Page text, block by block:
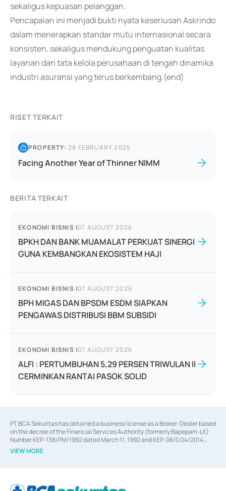
sekaligus kepuasan pelanggan.
Pencapaian ini menjadi bukti nyata keseriusan Askrindo
dalam menerapkan standar mutu internasional secara
konsisten, sekaligus mendukung penguatan kualitas
layanan dan tata kelola perusahaan di tengah dinamika
industri asuransi yang terus berkembang.(end)
RISET TERKAIT
PROPERTY|28 FEBRUARY 2025
Facing Another Year of Thinner NIMM
BERITA TERKAIT
EKONOMI BISNIS |07 AUGUST 2026
BPKH DAN BANK MUAMALAT PERKUAT SINERGI
GUNA KEMBANGKAN EKOSISTEM HAJI
EKONOMI BISNIS |07 AUGUST 2026
BPH MIGAS DAN BPSDM ESDM SIAPKAN
PENGAWAS DISTRIBUSI BBM SUBSIDI
EKONOMI BISNIS |07 AUGUST 2026
ALFI : PERTUMBUHAN 5,29 PERSEN TRIWULAN II
CERMINKAN RANTAI PASOK SOLID
PT BCA Sekuritas has obtained a business license as a Broker-Dealer based
on the decree of the Financial Services Authority (formerly Bapepam-LK)
Number KEP-138/PM/1992 dated March 11, 1992 and KEP-06/D.04/2014
dated February 28, 2014, a business license as an Underwriter based on the
decree of the Financial Services Authority Number KEP-12/PM/PEE/1997
Financial Services Authority Number S-67/PM.21/2014 dated February 28,
VIEW MORE